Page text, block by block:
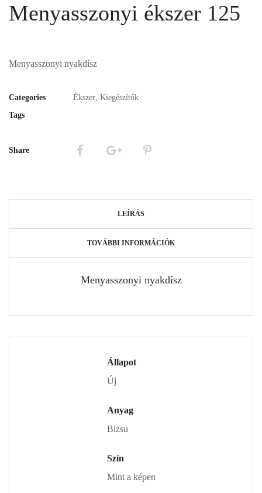
Menyasszonyi ékszer 125
Menyasszonyi nyakdísz
Categories Ékszer, Kiegészítők
Tags
Share
LEÍRÁS
TOVÁBBI INFORMÁCIÓK
Menyasszonyi nyakdísz
Állapot
Új
Anyag
Bizsu
Szín
Mint a képen